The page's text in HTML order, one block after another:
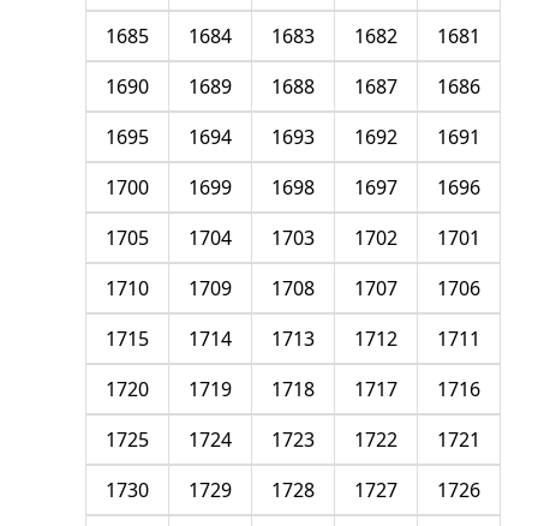
1681
1682
1683
1684
1685
1686
1687
1688
1689
1690
1691
1692
1693
1694
1695
1696
1697
1698
1699
1700
1701
1702
1703
1704
1705
1706
1707
1708
1709
1710
1711
1712
1713
1714
1715
1716
1717
1718
1719
1720
1721
1722
1723
1724
1725
1726
1727
1728
1729
1730